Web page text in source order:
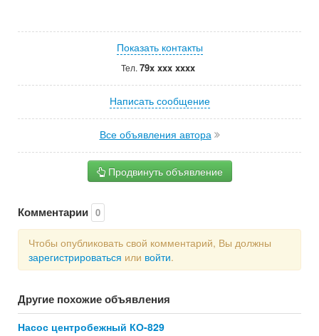
Показать контакты
Тел. 79x xxx xxxx
Написать сообщение
Все объявления автора
Продвинуть объявление
Комментарии 0
Чтобы опубликовать свой комментарий, Вы должны
зарегистрироваться или войти.
Другие похожие объявления
Насос центробежный КО-829